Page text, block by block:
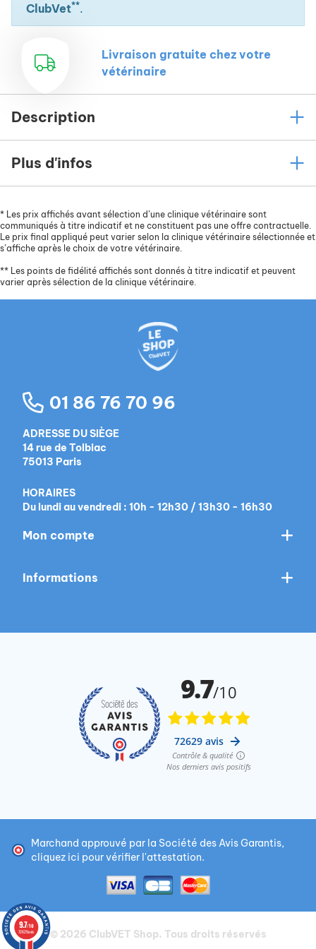
ClubVet**.
Livraison gratuite chez votre
vétérinaire
Description
Plus d'infos
* Les prix affichés avant sélection d’une clinique vétérinaire sont
communiqués à titre indicatif et ne constituent pas une offre contractuelle.
Le prix final appliqué peut varier selon la clinique vétérinaire sélectionnée et
s’affiche après le choix de votre vétérinaire.
** Les points de fidélité affichés sont donnés à titre indicatif et peuvent
varier après sélection de la clinique vétérinaire.
01 86 76 70 96
ADRESSE DU SIÈGE
14 rue de Tolbiac
75013 Paris
HORAIRES
Du lundi au vendredi : 10h - 12h30 / 13h30 - 16h30
Mon compte
Informations
Marchand approuvé par la Société des Avis Garantis,
cliquez ici pour vérifier l'attestation.
© 2026 ClubVET Shop. Tous droits réservés
9.7/10
72629 avis